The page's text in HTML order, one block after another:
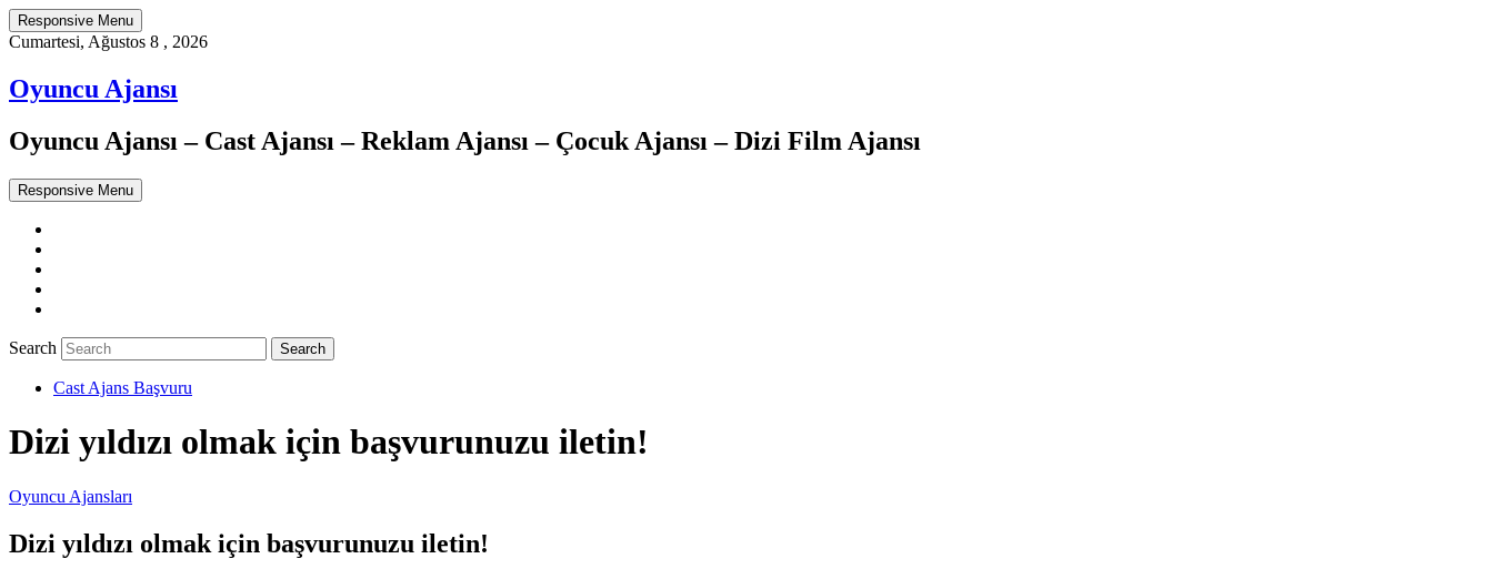
Responsive Menu
Cumartesi, Ağustos 8 , 2026
Oyuncu Ajansı
Oyuncu Ajansı – Cast Ajansı – Reklam Ajansı – Çocuk Ajansı – Dizi Film Ajansı
Responsive Menu
Search
Cast Ajans Başvuru
Dizi yıldızı olmak için başvurunuzu iletin!
Oyuncu Ajansları
Dizi yıldızı olmak için başvurunuzu iletin!